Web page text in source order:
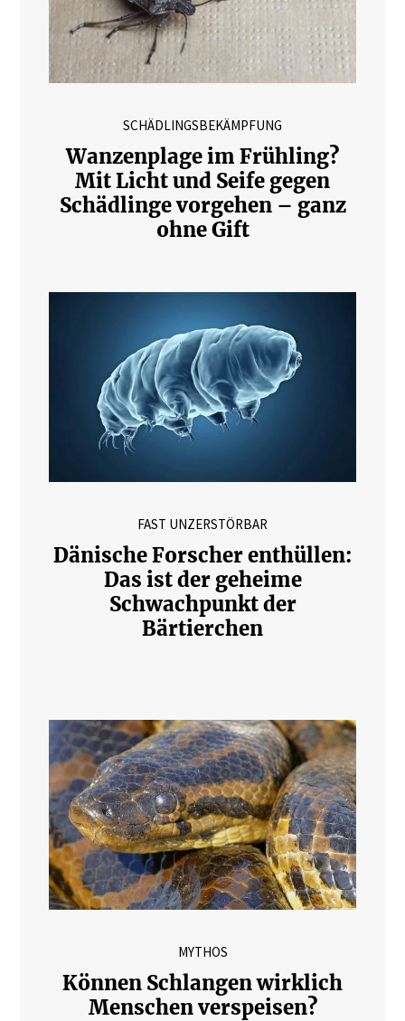
SCHÄDLINGSBEKÄMPFUNG
Wanzenplage im Frühling?
Mit Licht und Seife gegen
Schädlinge vorgehen – ganz
ohne Gift
FAST UNZERSTÖRBAR
Dänische Forscher enthüllen:
Das ist der geheime
Schwachpunkt der
Bärtierchen
MYTHOS
Können Schlangen wirklich
Menschen verspeisen?